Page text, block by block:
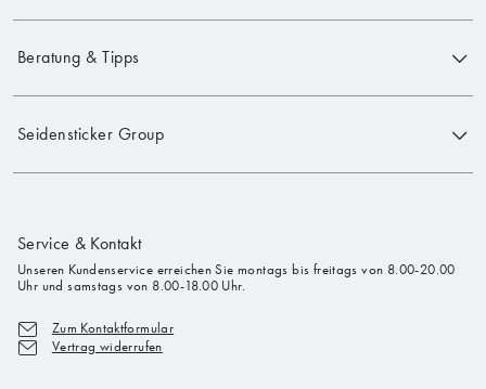
Beratung & Tipps
Seidensticker Group
Service & Kontakt
Unseren Kundenservice erreichen Sie montags bis freitags von 8.00-20.00
Uhr und samstags von 8.00-18.00 Uhr.
Zum Kontaktformular
Vertrag widerrufen